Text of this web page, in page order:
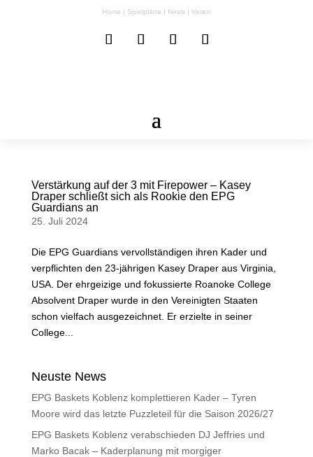
Home | Spielpläne | News| Verein
Verstärkung auf der 3 mit Firepower – Kasey
Draper schließt sich als Rookie den EPG
Guardians an
25. Juli 2024
Die EPG Guardians vervollständigen ihren Kader und
verpflichten den 23-jährigen Kasey Draper aus Virginia,
USA. Der ehrgeizige und fokussierte Roanoke College
Absolvent Draper wurde in den Vereinigten Staaten
schon vielfach ausgezeichnet. Er erzielte in seiner
College...
Neuste News
EPG Baskets Koblenz komplettieren Kader – Tyren
Moore wird das letzte Puzzleteil für die Saison 2026/27
EPG Baskets Koblenz verabschieden DJ Jeffries und
Marko Bacak – Kaderplanung mit morgiger